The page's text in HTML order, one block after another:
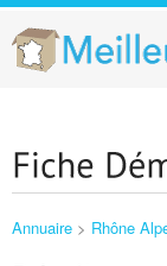
Annuaire > Rhône